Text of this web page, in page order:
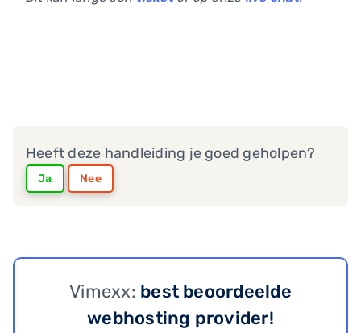
Heeft deze handleiding je goed geholpen?
Ja Nee
Vimexx: best beoordeelde
webhosting provider!